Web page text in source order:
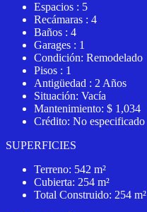
Espacios : 5
Recámaras : 4
Baños : 4
Garages : 1
Condición: Remodelado
Pisos : 1
Antigüedad : 2 Años
Situación: Vacía
Mantenimiento: $ 1,034
Crédito: No especificado
SUPERFICIES
Terreno: 542 m²
Cubierta: 254 m²
Total Construido: 254 m²